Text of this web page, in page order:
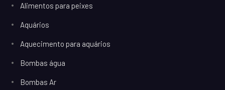
Alimentos para peixes
Aquários
Aquecimento para aquários
Bombas água
Bombas Ar